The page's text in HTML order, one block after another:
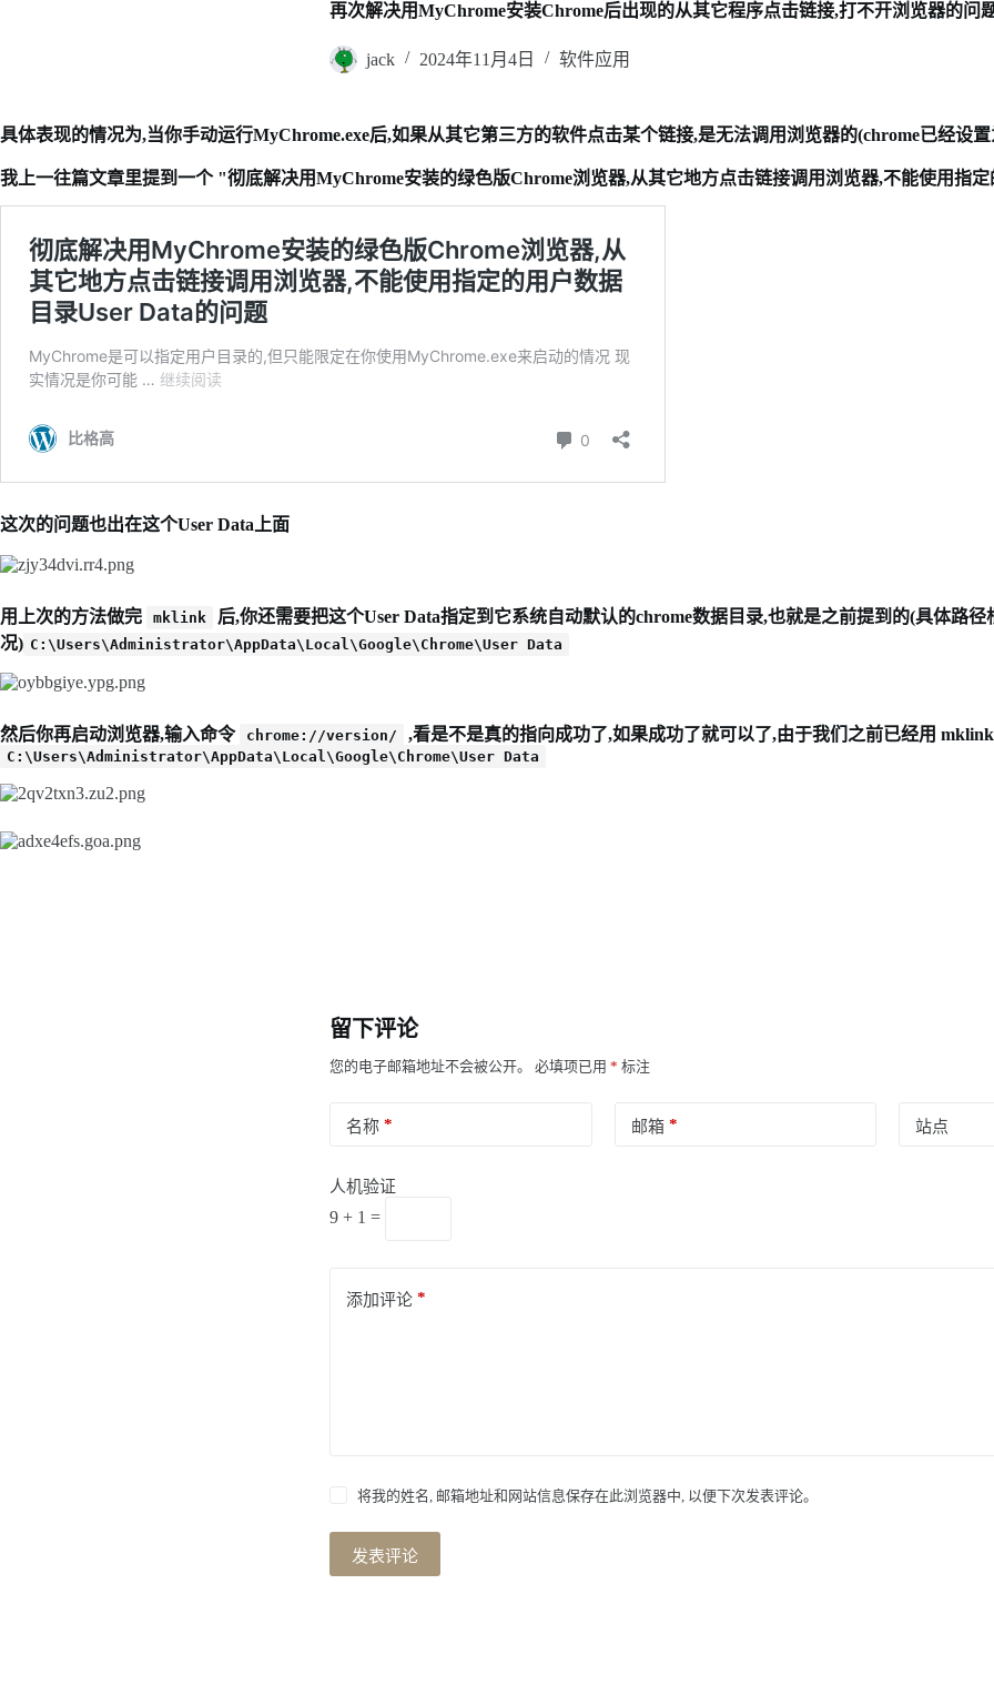
再次解决用MyChrome安装Chrome后出现的从其它程序点击链接,打不开浏览器的问
jack 2024年11月4日 软件应用
具体表现的情况为,当你手动运行MyChrome.exe后,如果从其它第三方的软件点击某个链接,是无法调用浏览器的(chrome已经设
我上一往篇文章里提到一个 "彻底解决用MyChrome安装的绿色版Chrome浏览器,从其它地方点击链接调用浏览器,不能使用指
这次的问题也出在这个User Data上面
用上次的方法做完 mklink
后,你还需要把这个User Data指定到它系统自动默认的chrome数据目录,也就是之前提到的(具体路径
况) C:\Users\Administrator\AppData\Local\Google\Chrome\User Data
然后你再启动浏览器,输入命令 chrome://version/ ,看是不是真的指向成功了,如果成功了就可以了,由于我们之前已经用
C:\Users\Administrator\AppData\Local\Google\Chrome\User Data
留下评论
您的电子邮箱地址不会被公开。 必填项已用 * 标注
名称 * 邮箱* 站点
人机验证
9 + 1 =
添加评论 *
将我的姓名, 邮箱地址和网站信息保存在此浏览器中, 以便下次发表评论。
发表评论